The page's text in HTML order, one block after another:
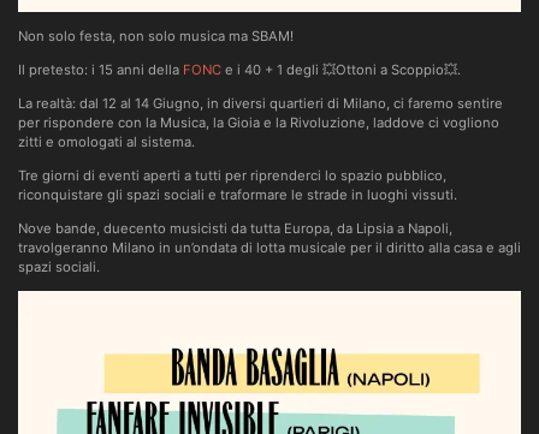
Non solo festa, non solo musica ma SBAM!
Il pretesto: i 15 anni della FONC e i 40 + 1 degli 💥Ottoni a Scoppio💥.
La realtà: dal 12 al 14 Giugno, in diversi quartieri di Milano, ci faremo sentire
per rispondere con la Musica, la Gioia e la Rivoluzione, laddove ci vogliono
zitti e omologati al sistema.
Tre giorni di eventi aperti a tutti per riprenderci lo spazio pubblico,
riconquistare gli spazi sociali e traformare le strade in luoghi vissuti.
Nove bande, duecento musicisti da tutta Europa, da Lipsia a Napoli,
travolgeranno Milano in un’ondata di lotta musicale per il diritto alla casa e agli
spazi sociali.